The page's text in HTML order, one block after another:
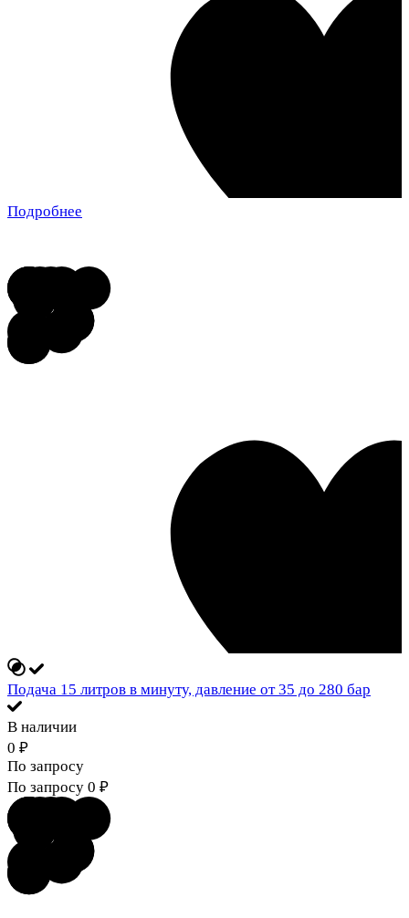
Подробнее
Подача 15 литров в минуту, давление от 35 до 280 бар
В наличии
0 ₽
По запросу
По запросу 0 ₽